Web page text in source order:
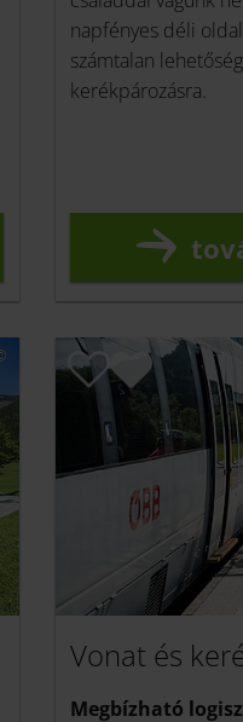
napfényes déli
számtalan
kerékpározásra.
Vonat és
Megbízható